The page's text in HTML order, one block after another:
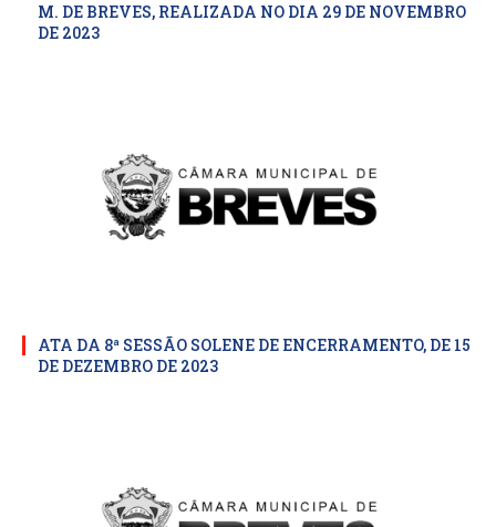
M. DE BREVES, REALIZADA NO DIA 29 DE NOVEMBRO
DE 2023
ATA DA 8ª SESSÃO SOLENE DE ENCERRAMENTO, DE 15
DE DEZEMBRO DE 2023